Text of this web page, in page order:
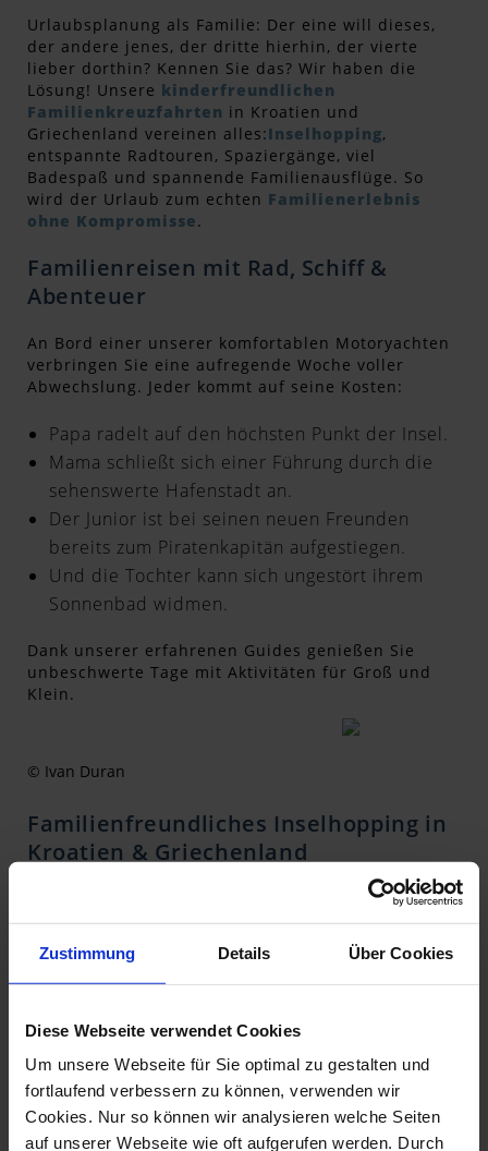
Zustimmung Details Über Cookies
Diese Webseite verwendet Cookies
Um unsere Webseite für Sie optimal zu gestalten und
fortlaufend verbessern zu können, verwenden wir
Cookies. Nur so können wir analysieren welche Seiten
auf unserer Webseite wie oft aufgerufen werden. Durch
Urlaubsplanung als Familie: Der eine will dieses,
der andere jenes, der dritte hierhin, der vierte
lieber dorthin? Kennen Sie das? Wir haben die
Lösung! Unsere kinderfreundlichen
Familienkreuzfahrten in Kroatien und
Griechenland vereinen alles:Inselhopping,
entspannte Radtouren, Spaziergänge, viel
Badespaß und spannende Familienausflüge. So
wird der Urlaub zum echten Familienerlebnis
ohne Kompromisse.
Familienreisen mit Rad, Schiff &
Abenteuer
An Bord einer unserer komfortablen Motoryachten
verbringen Sie eine aufregende Woche voller
Abwechslung. Jeder kommt auf seine Kosten:
Papa radelt auf den höchsten Punkt der Insel.
Mama schließt sich einer Führung durch die
sehenswerte Hafenstadt an.
Der Junior ist bei seinen neuen Freunden
bereits zum Piratenkapitän aufgestiegen.
Und die Tochter kann sich ungestört ihrem
Sonnenbad widmen.
Dank unserer erfahrenen Guides genießen Sie
unbeschwerte Tage mit Aktivitäten für Groß und
Klein.
© Ivan Duran
Familienfreundliches Inselhopping in
Kroatien & Griechenland
Entdecken Sie auf unseren Familienreisen die
Schönheit Dalmatiens im Süden Kroatiens. Oder
begeben Sie sich auf Erlebniskreuzfahrt zu den
atemberaubenden Ionischen Inseln vor der
Westküste Griechenland! UnsereFamilien-
und Abenteuer.
Lassen Sie Ihre Seele baumeln und vertrauen Sie
unseren geschulten Guides, die alles dafür tun,
damit Ihr Urlaubstraum wahr wird. Unsere
Reiseleiter kennen Ihr Reiseland wie ihre